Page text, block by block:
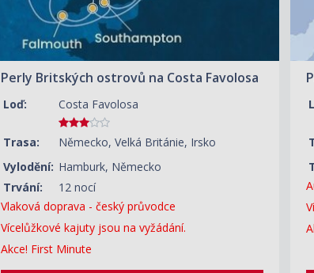
Perly Britských ostrovů na Costa Favolosa
Loď: Costa Favolosa
Trasa:
Německo, Velká Británie, Irsko
Vylodění: Hamburk, Německo
Trvání:
12 nocí
Vlaková doprava - český průvodce
Vícelůžkové kajuty jsou na vyžádání.
Akce! First Minute